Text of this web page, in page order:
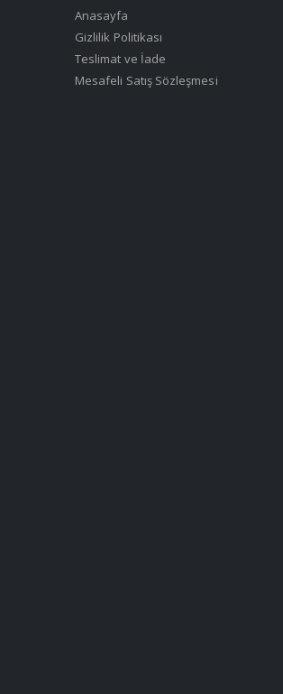
Anasayfa
Gizlilik Politikası
Teslimat ve İade
Mesafeli Satış Sözleşmesi